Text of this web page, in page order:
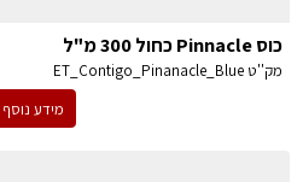
כוס Pinnacle כחול 300 מ"ל
מק''טET_Contigo_Pinanacle_Blue
מידע נוסף